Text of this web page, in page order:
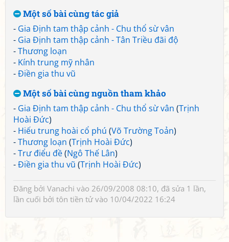
Một số bài cùng tác giả
- Gia Định tam thập cảnh - Chu thổ sừ vân
- Gia Định tam thập cảnh - Tân Triều đãi độ
-Thương loạn
- Kính trung mỹ nhân
-Điền gia thu vũ
Một số bài cùng nguồn tham khảo
- Gia Định tam thập cảnh - Chu thổ sừ vân (Trịnh
Hoài Đức)
- Hiếu trung hoài cổ phú (Võ Trường Toản)
-Thương loạn (Trịnh Hoài Đức)
-Trư điểu đề(Ngô Thế Lân)
-Điền gia thu vũ (Trịnh Hoài Đức)
Đăng bởi Vanachi vào 26/09/2008 08:10, đã sửa 1 lần,
lần cuối bởi tôn tiền tửvào 10/04/2022 16:24